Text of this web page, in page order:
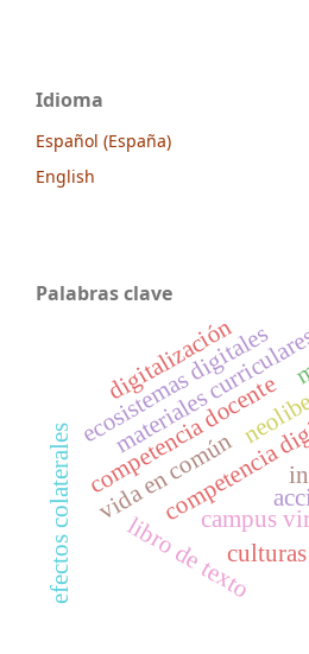
Idioma
Español (España)
English
Palabras clave
campus
vida en común
competencia
competencia docente
materiales
libro de texto
efectos colaterales
ecosistemas digitales
digitalización